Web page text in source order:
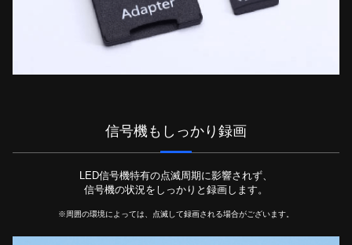
信号機もしっかり録画
LED信号機特有の点滅周期に影響されず、
信号機の状況をしっかりと録画します。
※周囲の環境によっては、点滅して録画される場合がございます。